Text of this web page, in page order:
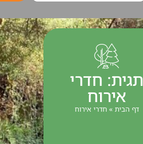
תגית: חדרי
אירוח
דף הבית » חדרי אירוח